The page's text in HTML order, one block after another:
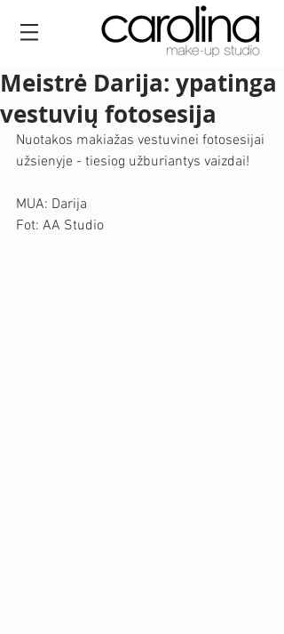
Meistrė Darija: ypatinga
vestuvių fotosesija
Nuotakos makiažas vestuvinei fotosesijai
užsienyje - tiesiog užburiantys vaizdai!
MUA: Darija
Fot: AA Studio